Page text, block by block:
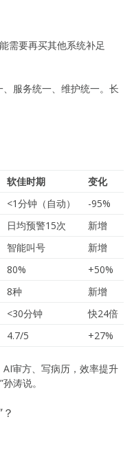
需要再买其他系统补足
服务统一、维护统一。长
软佳时期
变化
<1分钟（自动）
-95%
日均预警15次
新增
智能叫号
新增
80%
+50%
8种
新增
<30分钟
快24倍
4.7/5 +27%
审方、写病历，效率提升
涛说。